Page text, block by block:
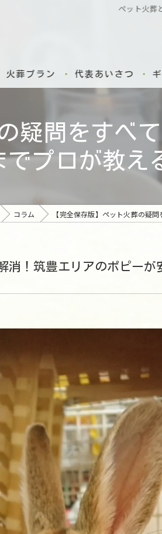
ペット火葬
火葬プラン 代表あいさつ
疑問をすべ
でプロが教え
コラム 【完全保存版】ペット火葬の疑
消！筑豊エリアのポピー